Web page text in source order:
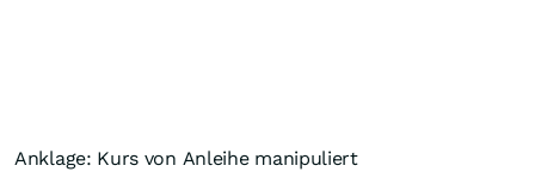
Anklage: Kurs von Anleihe manipuliert